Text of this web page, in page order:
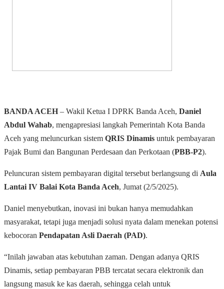
BANDA ACEH – Wakil Ketua I DPRK Banda Aceh, Daniel
Abdul Wahab, mengapresiasi langkah Pemerintah Kota Banda
Aceh yang meluncurkan sistem QRIS Dinamis untuk pembayaran
Pajak Bumi dan Bangunan Perdesaan dan Perkotaan (PBB-P2).
Peluncuran sistem pembayaran digital tersebut berlangsung di Aula
Lantai IV Balai Kota Banda Aceh, Jumat (2/5/2025).
Daniel menyebutkan, inovasi ini bukan hanya memudahkan
masyarakat, tetapi juga menjadi solusi nyata dalam menekan potensi
kebocoran Pendapatan Asli Daerah (PAD).
“Inilah jawaban atas kebutuhan zaman. Dengan adanya QRIS
Dinamis, setiap pembayaran PBB tercatat secara elektronik dan
langsung masuk ke kas daerah, sehingga celah untuk